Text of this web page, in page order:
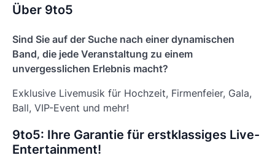
Über 9to5
Sind Sie auf der Suche nach einer dynamischen
Band, die jede Veranstaltung zu einem
unvergesslichen Erlebnis macht?
Exklusive Livemusik für Hochzeit, Firmenfeier, Gala,
Ball, VIP-Event und mehr!
9to5: Ihre Garantie für erstklassiges Live-
Entertainment!